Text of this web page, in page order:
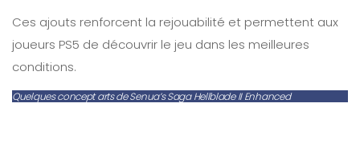
Ces ajouts renforcent la rejouabilité et permettent aux
joueurs PS5 de découvrir le jeu dans les meilleures
conditions.
Quelques concept arts de Senua’s Saga Hellblade II Enhanced